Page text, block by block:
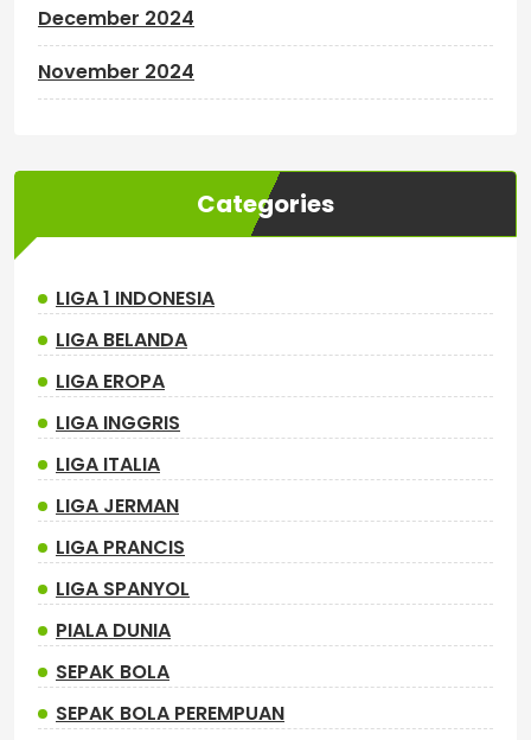
December 2024
November 2024
Categories
LIGA 1 INDONESIA
LIGA BELANDA
LIGA EROPA
LIGA INGGRIS
LIGA ITALIA
LIGA JERMAN
LIGA PRANCIS
LIGA SPANYOL
PIALA DUNIA
SEPAK BOLA
SEPAK BOLA PEREMPUAN